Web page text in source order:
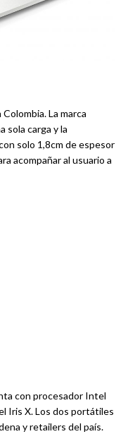
La marca
sola carga y la
solo 1,8cm de espesor
acompañar al usuario a
con procesador Intel
Iris X. Los dos portátiles
y retailers del país.